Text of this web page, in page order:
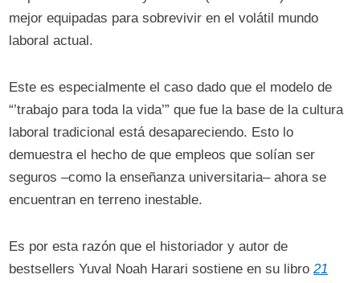
mejor equipadas para sobrevivir en el volátil mundo
laboral actual.
Este es especialmente el caso dado que el modelo de
“’trabajo para toda la vida’” que fue la base de la cultura
laboral tradicional está desapareciendo. Esto lo
demuestra el hecho de que empleos que solían ser
seguros –como la enseñanza universitaria– ahora se
encuentran en terreno inestable.
Es por esta razón que el historiador y autor de
bestsellers Yuval Noah Harari sostiene en su libro21